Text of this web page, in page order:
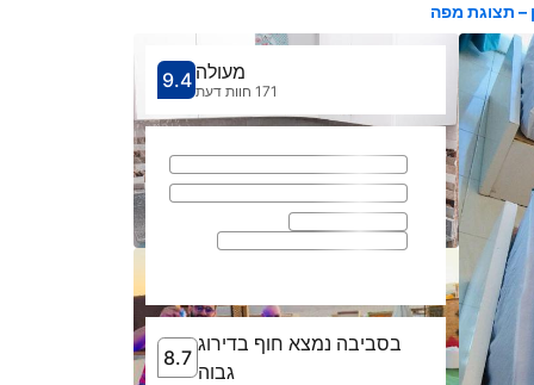
– תצוגת מפה
קיבל ציון 9.4 9.4 הדירוג של
מעולה
171 חוות דעת
8.7 8.7 בסביבה נמצא חוף
בסביבה נמצא חוף בדירוג
גבוה